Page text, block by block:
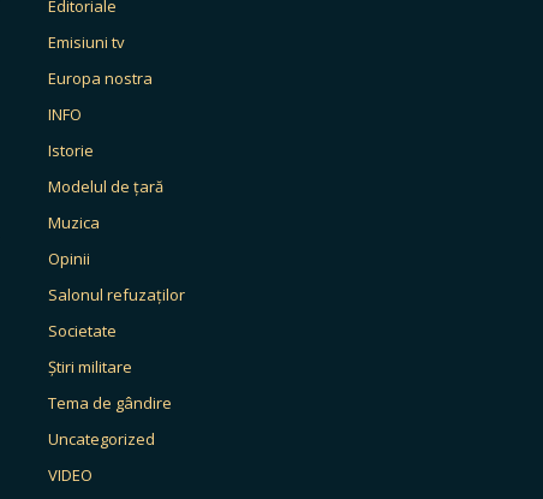
Editoriale
Emisiuni tv
Europa nostra
INFO
Istorie
Modelul de țară
Muzica
Opinii
Salonul refuzaților
Societate
Știri militare
Tema de gândire
Uncategorized
VIDEO